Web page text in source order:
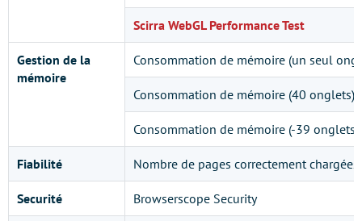
Scirra WebGL Performance Test
Gestion de la
mémoire
Consommation de mémoire (un seul
Consommation de mémoire (40 onglets)
Consommation de mémoire (-39 onglets)
Fiabilité Nombre de pages correctement chargées
Securité Browserscope Security